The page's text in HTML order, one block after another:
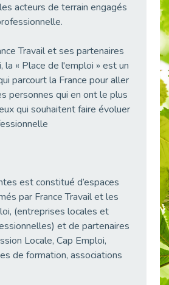
Le taux d’emploi direct dans la fonction publique dépasse 6 % en 2025
L'alternance : un tremplin vers l'emploi aussi pour les personnes en situation de handicap
de Marc, 44 ans
Optimiser son CV lorsqu’on est en situation de handicap
28 avril : Agir ensemble pour une culture de prévention au travail
et le handicap
acteurs de terrain engagés
Travail et ses partenaires
la « Place de l'emploi » est un
parcourt la France pour aller
personnes qui en ont le plus
qui souhaitent faire évoluer
est constitué d’espaces
par France Travail et les
(entreprises locales et
et de partenaires
Locale, Cap Emploi,
de formation, associations